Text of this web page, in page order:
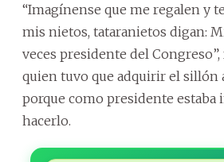
“Imagínense que me regalen y
mis nietos, tataranietos digan:
veces presidente del Congreso”,
quien tuvo que adquirir el sillón
porque como presidente estaba
hacerlo.